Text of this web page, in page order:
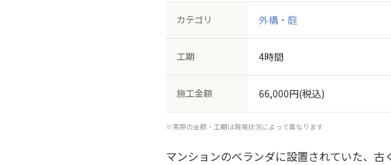
カテゴリ 外構・庭
工期 4時間
施工金額 66,000円(税込)
※実際の金額・工期は現場状況によって異なります
マンションのベランダに設置されていた、